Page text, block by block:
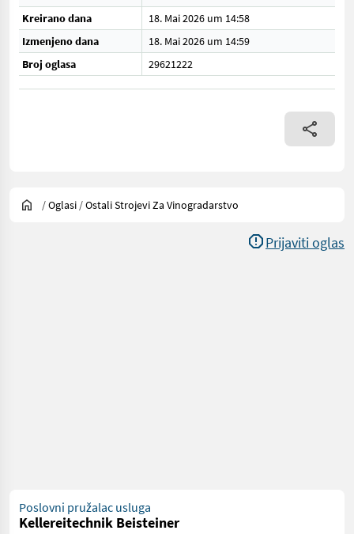
Kreirano dana
18. Mai 2026 um 14:58
Izmenjeno dana
18. Mai 2026 um 14:59
Broj oglasa
29621222
/Oglasi /Ostali Strojevi Za Vinogradarstvo
Prijaviti oglas
Poslovni pružalac usluga
Kellereitechnik Beisteiner